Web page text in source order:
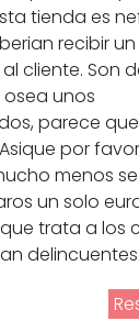
tienda es
recibir un
cliente. Son
osea unos
parece
por
menos
un solo
trata a los
delincuentes.